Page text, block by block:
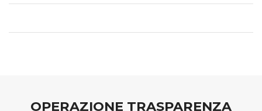
OPERAZIONE TRASPARENZA